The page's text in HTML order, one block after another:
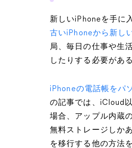
新しいiPhoneを手に
古いiPhoneから新し
局、毎日の仕事や生
したりする必要があ
iPhoneの電話帳をパ
の記事では、iCloud
場合、アップル内蔵
無料ストレージしか
を移行する他の方法